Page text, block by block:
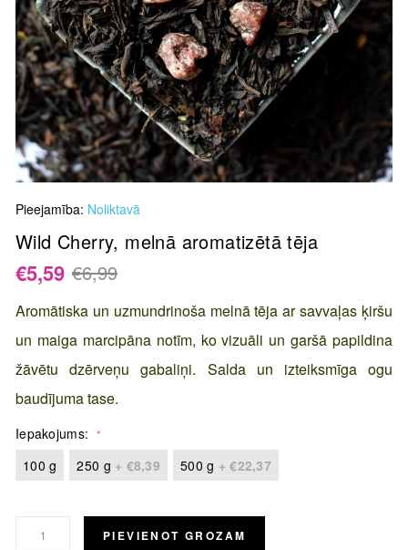
to
the
of
gallery
Pieejamība: Noliktavā
Wild Cherry, melnā aromatizētā tēja
€5,59 €6,99
Aromātiska un uzmundrinoša melnā tēja ar savvaļas ķiršu
un maiga marcipāna notīm, ko vizuāli un garšā papildina
žāvētu dzērveņu gabaliņi. Salda un izteiksmīga ogu
baudījuma tase.
Iepakojums
100 g
250 g + €8,39 500 g +€22,37
PIEVIENOT GROZAM